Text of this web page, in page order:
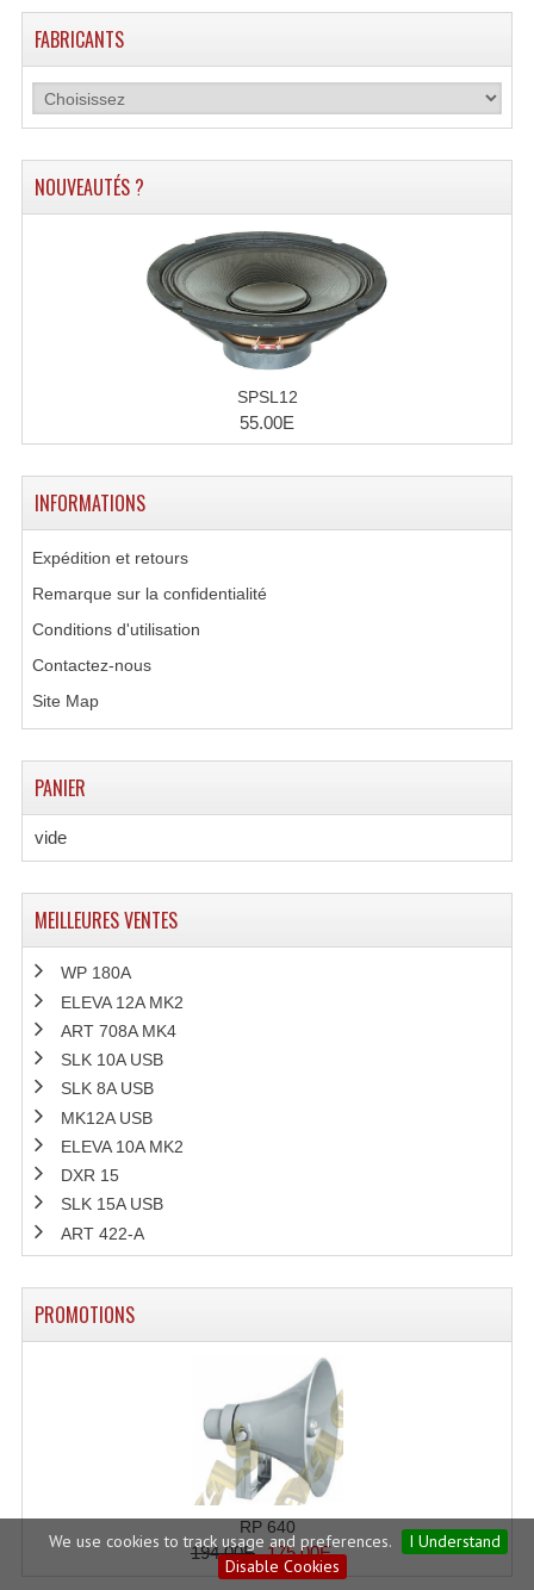
We use cookies to track usage and preferences.
I Understand
Disable Cookies
FABRICANTS
NOUVEAUTÉS ?
SPSL12
55.00E
INFORMATIONS
Expédition et retours
Remarque sur la confidentialité
Conditions d'utilisation
Contactez-nous
Site Map
PANIER
vide
MEILLEURES VENTES
WP 180A
ELEVA 12A MK2
ART 708A MK4
SLK 10A USB
SLK 8A USB
MK12A USB
ELEVA 10A MK2
DXR 15
SLK 15A USB
ART 422-A
PROMOTIONS
RP 640
194.00E 175.00E